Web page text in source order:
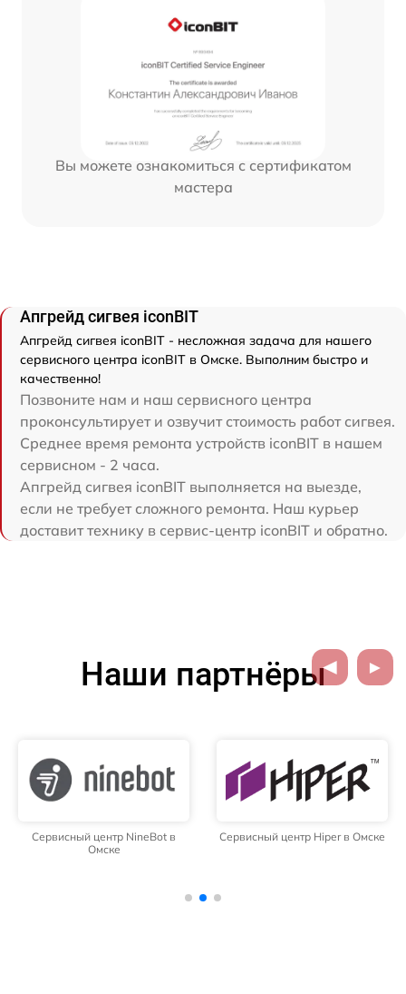
Вы можете ознакомиться с сертификатом
мастера
Апгрейд сигвея iconBIT
Апгрейд сигвея iconBIT - несложная задача для нашего
сервисного центра iconBIT в Омске. Выполним быстро и
качественно!
Позвоните нам и наш сервисного центра
проконсультирует и озвучит стоимость работ сигвея.
Среднее время ремонта устройств iconBIT в нашем
сервисном - 2 часа.
Апгрейд сигвея iconBIT выполняется на выезде,
если не требует сложного ремонта. Наш курьер
доставит технику в сервис-центр iconBIT и обратно.
Наши партнёры
Сервисный центр NineBot в
Омске
Сервисный центр Hiper в Омске